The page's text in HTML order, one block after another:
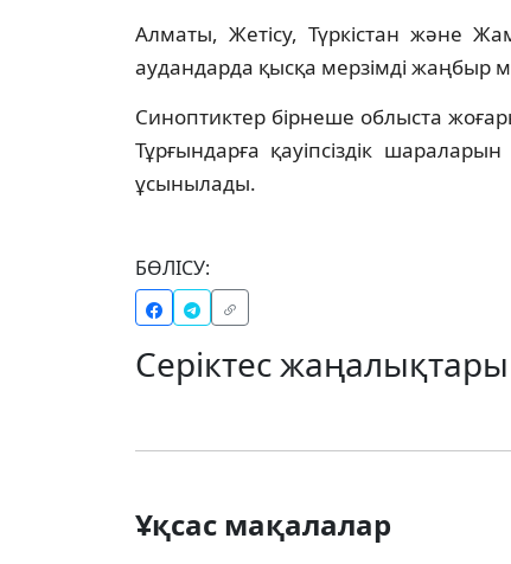
Алматы, Жетісу, Түркістан және
аудандарда қысқа мерзімді жаңбыр
Синоптиктер бірнеше облыста
Тұрғындарға қауіпсіздік
ұсынылады.
БӨЛІСУ:
Серіктес жаңалықтары
Ұқсас мақалалар